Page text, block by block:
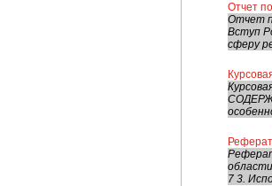
Отчет
Отчет
Вступ
сферу
7 3.